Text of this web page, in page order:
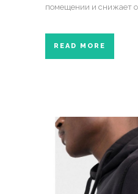
помещении и снижает
READ MORE